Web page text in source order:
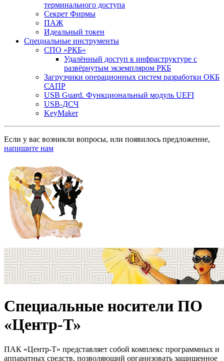
терминального доступа
Секрет Фирмы
ПАЖ
Идеальный токен
Специальные инструменты
СПО «РКБ»
Удалённый доступ к инфраструктуре с
развёрнутым экземпляром РКБ
Загрузчики операционных систем разработки ОКБ
САПР
USB Guard. Функциональный модуль UEFI
USB-ДСЧ
KeyMaker
Если у вас возникли вопросы, или появилось предложение,
напишите нам
Специальные носители ПО
«Центр-Т»
ПАК «Центр-Т» представляет собой комплекс программных и
аппаратных средств, позволяющий организовать защищенное